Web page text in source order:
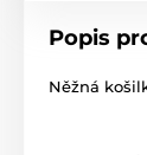
Popis
Něžná